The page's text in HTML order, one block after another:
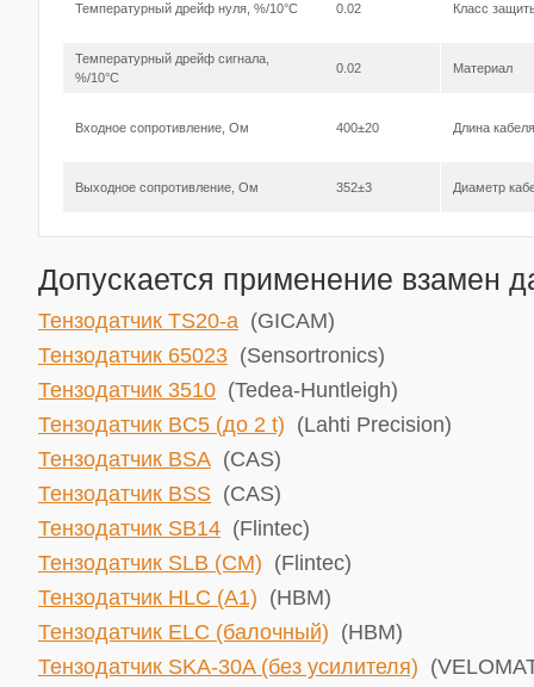
Температурный дрейф нуля, %/10°С 0.02 Класс
Температурный дрейф сигнала,
%/10°С
0.02 Материал
Входное сопротивление, Ом 400±20 Длина
Выходное сопротивление, Ом 352±3 Диаметр
Допускается применение взамен
Тензодатчик TS20-a (GICAM)
Тензодатчик 65023 (Sensortronics)
Тензодатчик 3510 (Tedea-Huntleigh)
Тензодатчик BC5 (до 2 t) (Lahti Precision)
Тензодатчик BSA (CAS)
Тензодатчик BSS (CAS)
Тензодатчик SB14 (Flintec)
Тензодатчик SLB (CM) (Flintec)
Тензодатчик HLC (A1) (HBM)
Тензодатчик ELC (балочный) (HBM)
Тензодатчик SKA-30A (без усилителя)